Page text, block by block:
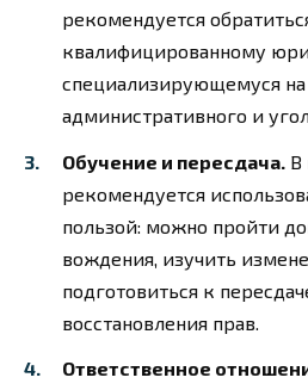
рекомендуется
квалифицированному
специализирующемуся на
административного и
Обучение и пересдача. В
рекомендуется
пользой: можно пройти
вождения, изучить
подготовиться к
восстановления прав.
Ответственное